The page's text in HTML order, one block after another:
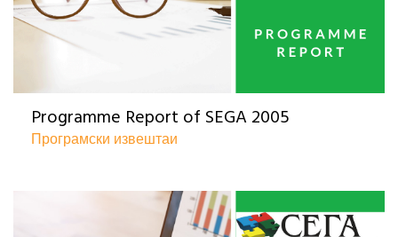
Programme Report of SEGA 2005
Програмски извештаи